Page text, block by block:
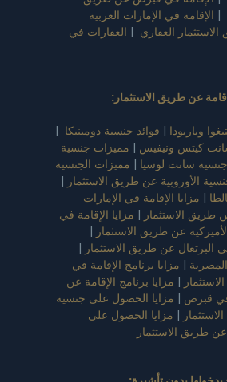
| الإقامة في الإمارات العربية
العقاري | العقارات في
عن طريق الاستثمار :
وباربودا | فوائد جنسية دومينيكا |
كيتس ونيفيس | مميزات جنسية
سانت لوسيا | مميزات الجنسية
الأوروبية عن طريق الاستثمار |
| مزايا الإقامة في الإمارات
طريق الاستثمار | مزايا الإقامة في
عن طريق الاستثمار |
البرتغال عن طريق الاستثمار |
| مزايا برنامج الإقامة في
| مزايا برنامج الإقامة عن
في قبرص | مزايا الحصول على جنسية
| مزايا الحصول على
طريق الاستثمار